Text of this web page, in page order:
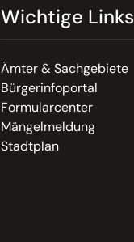
Wichtige Links
Ämter & Sachgebiete
Bürgerinfoportal
Formularcenter
Mängelmeldung
Stadtplan